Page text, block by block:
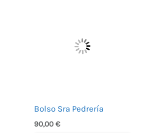
Bolso Sra Pedrería
90,00 €